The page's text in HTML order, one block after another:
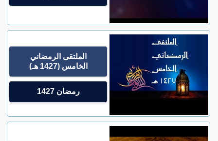
الملتقى الرمضاني
الخامس (1427 هـ)
رمضان 1427